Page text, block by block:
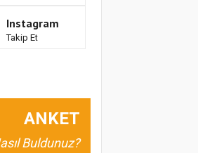
Instagram
Takip Et
ANKET
Buldunuz?